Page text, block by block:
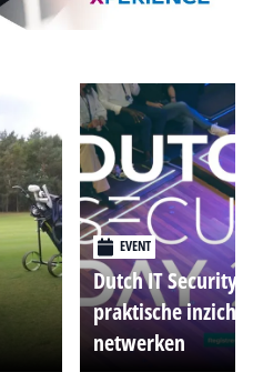
EVENT
Dutch IT Security
praktische
netwerken